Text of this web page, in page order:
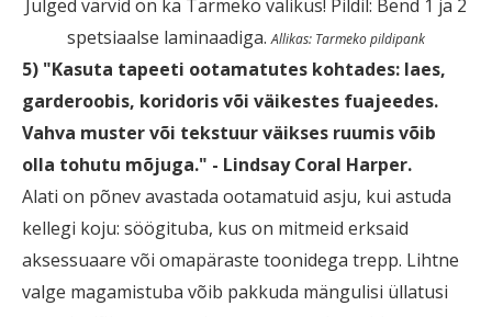
Julged värvid on ka Tarmeko valikus! Pildil: Bend 1 ja 2
spetsiaalse laminaadiga.Allikas: Tarmeko pildipank
5) "Kasuta tapeeti ootamatutes kohtades: laes,
garderoobis, koridoris või väikestes fuajeedes.
Vahva muster või tekstuur väikses ruumis võib
olla tohutu mõjuga." - Lindsay Coral Harper.
Alati on põnev avastada ootamatuid asju, kui astuda
kellegi koju: söögituba, kus on mitmeid erksaid
aksessuaare või omapäraste toonidega trepp. Lihtne
valge magamistuba võib pakkuda mängulisi üllatusi